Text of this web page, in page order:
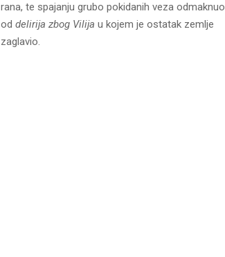
rana, te spajanju grubo pokidanih veza odmaknuo
od delirija zbog Vilija u kojem je ostatak zemlje
zaglavio.